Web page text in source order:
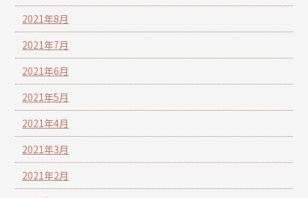
2021年8月
2021年7月
2021年6月
2021年5月
2021年4月
2021年3月
2021年2月